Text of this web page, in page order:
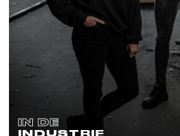
IN DE
INDUSTRIE